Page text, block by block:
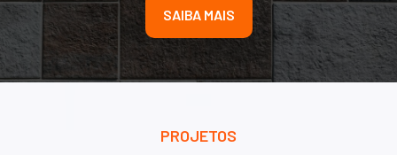
SAIBA MAIS
PROJETOS